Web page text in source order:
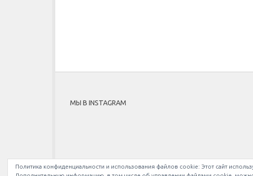
МЫ В INSTAGRAM
Политика конфиденциальности и использования файлов сookie: Этот сайт